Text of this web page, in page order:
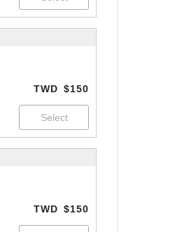
TWD $150
TWD $150